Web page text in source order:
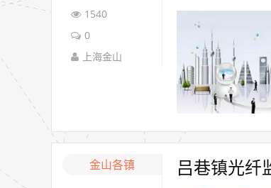
1540
0
上海金山
金山各镇 吕巷镇光纤